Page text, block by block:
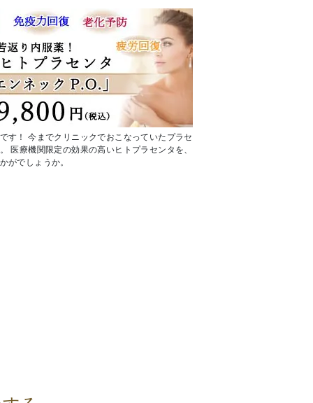
す！ 今までクリニックでおこなっていたプラセ
医療機関限定の効果の高いヒトプラセンタを、
がでしょうか。